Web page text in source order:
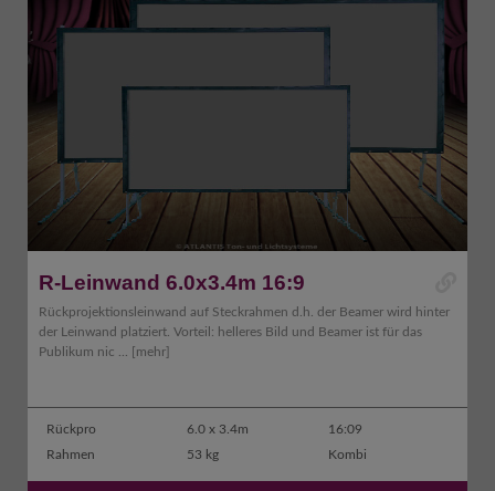
R-Leinwand 6.0x3.4m 16:9
Rückprojektionsleinwand auf Steckrahmen d.h. der Beamer wird hinter
der Leinwand platziert. Vorteil: helleres Bild und Beamer ist für das
Publikum nic ...
[mehr]
Rückpro 6.0 x 3.4m
16:09
Rahmen
53 kg Kombi